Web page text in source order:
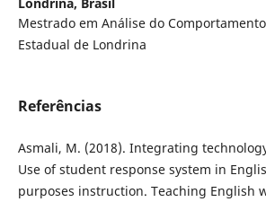
Londrina, Brasil
Mestrado em Análise do
Estadual de Londrina
Referências
Asmali, M. (2018). Integrating
Use of student response system in
purposes instruction. Teaching English